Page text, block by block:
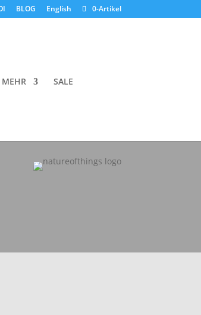
BLOG English 0-Artikel
MEHR SALE
the world within.